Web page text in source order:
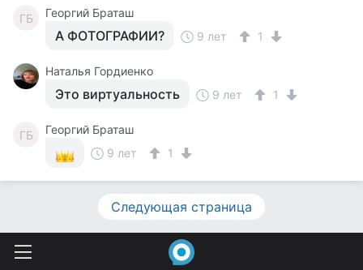
ГБ Георгий Браташ
А ФОТОГРАФИИ? 9 лет 1
Наталья Гордиенко
Это виртуальность 9 лет 1
ГБ
Георгий Браташ
9 лет
1
Следующая страница